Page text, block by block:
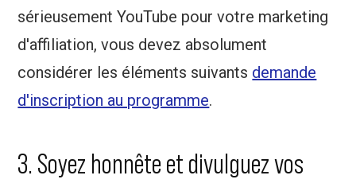
sérieusement YouTube pour votre marketing
d'affiliation, vous devez absolument
considérer les éléments suivants demande
d'inscription au programme.
3. Soyez honnête et divulguez vos